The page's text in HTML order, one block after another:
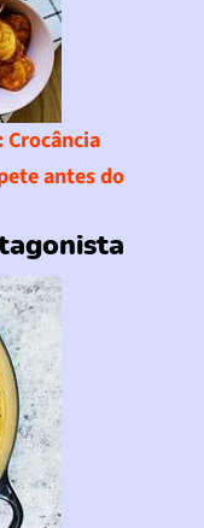
: Crocância
antes do